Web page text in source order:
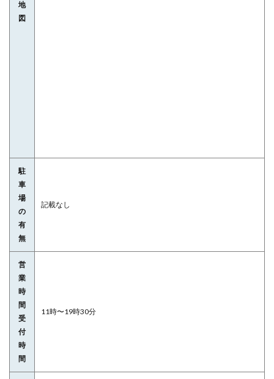
地
図
駐
車
場
の
有
無
記載なし
営
業
時
間
受
付
時
間
11時〜19時30分